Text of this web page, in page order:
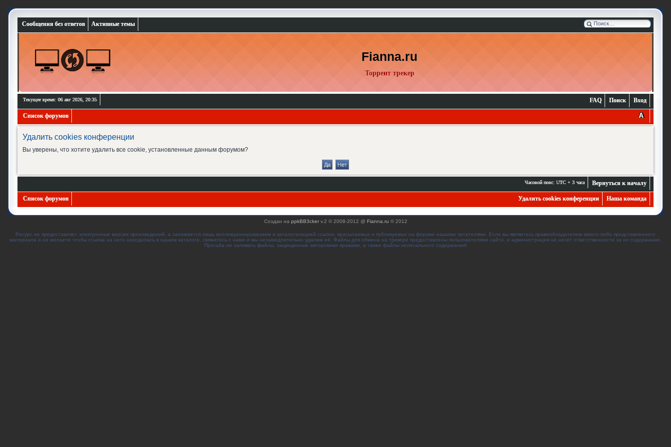
Сообщения без ответов Активные темы
Fianna.ru
Торрент трекер
Текущее время: 06 авг 2026, 20:35 Вход
Поиск
FAQ
Список форумов
Удалить cookies конференции
Вы уверены, что хотите удалить все cookie, установленные данным форумом?
Вернуться к началу
Часовой пояс: UTC + 3 часа
Список форумов Наша команда
Удалить cookies конференции
Создан на ppkBB3ckerv.2 © 2008-2012 @ Fianna.ru © 2012
Ресурс не предоставляет электронные версии произведений, а занимается лишь коллекционированием и каталогизацией ссылок, присылаемых и публикуемых на форуме нашими читателями. Если вы являетесь правообладателем какого-либо представленного
материала и не желаете чтобы ссылка на него находилась в нашем каталоге, свяжитесь с нами и мы незамедлительно удалим её. Файлы для обмена на трекере предоставлены пользователями сайта, и администрация не несёт ответственности за их содержание.
Просьба не заливать файлы, защищенные авторскими правами, а также файлы нелегального содержания!